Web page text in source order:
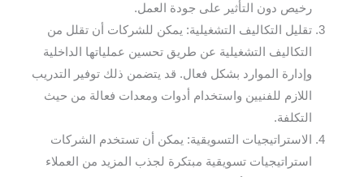
رخيص دون التأثير على جودة العمل.
تقليل التكاليف التشغيلية: يمكن للشركات أن تقلل من
التكاليف التشغيلية عن طريق تحسين عملياتها الداخلية
وإدارة الموارد بشكل فعال. قد يتضمن ذلك توفير التدريب
اللازم للفنيين واستخدام أدوات ومعدات فعالة من حيث
التكلفة.
الاستراتيجيات التسويقية: يمكن أن تستخدم الشركات
استراتيجيات تسويقية مبتكرة لجذب المزيد من العملاء